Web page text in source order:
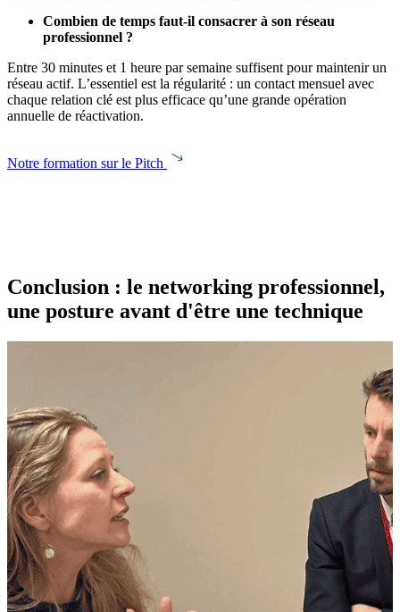
Combien de temps faut-il consacrer à son réseau
professionnel ?
Entre 30 minutes et 1 heure par semaine suffisent pour maintenir un
réseau actif. L’essentiel est la régularité : un contact mensuel avec
chaque relation clé est plus efficace qu’une grande opération
annuelle de réactivation.
Notre formation sur le Pitch
Conclusion : le networking professionnel,
une posture avant d'être une technique